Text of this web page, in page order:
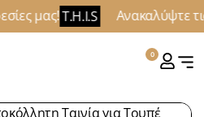
μας!T.H.I.S Ανακαλύψτε
0